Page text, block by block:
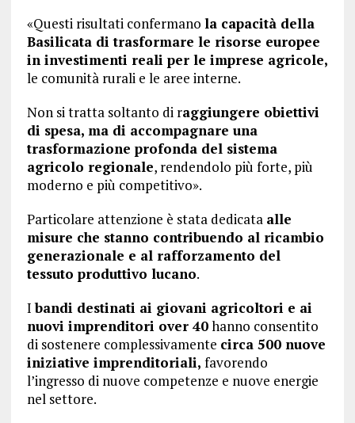
«Questi risultati confermano la capacità della
Basilicata di trasformare le risorse europee
in investimenti reali per le imprese agricole,
le comunità rurali e le aree interne.
Non si tratta soltanto di raggiungere obiettivi
di spesa, ma di accompagnare una
trasformazione profonda del sistema
agricolo regionale, rendendolo più forte, più
moderno e più competitivo».
Particolare attenzione è stata dedicata alle
misure che stanno contribuendo al ricambio
generazionale e al rafforzamento del
tessuto produttivo lucano.
Ibandi destinati ai giovani agricoltori e ai
nuovi imprenditori over 40hanno consentito
di sostenere complessivamente circa 500 nuove
iniziative imprenditoriali, favorendo
l’ingresso di nuove competenze e nuove energie
nel settore.